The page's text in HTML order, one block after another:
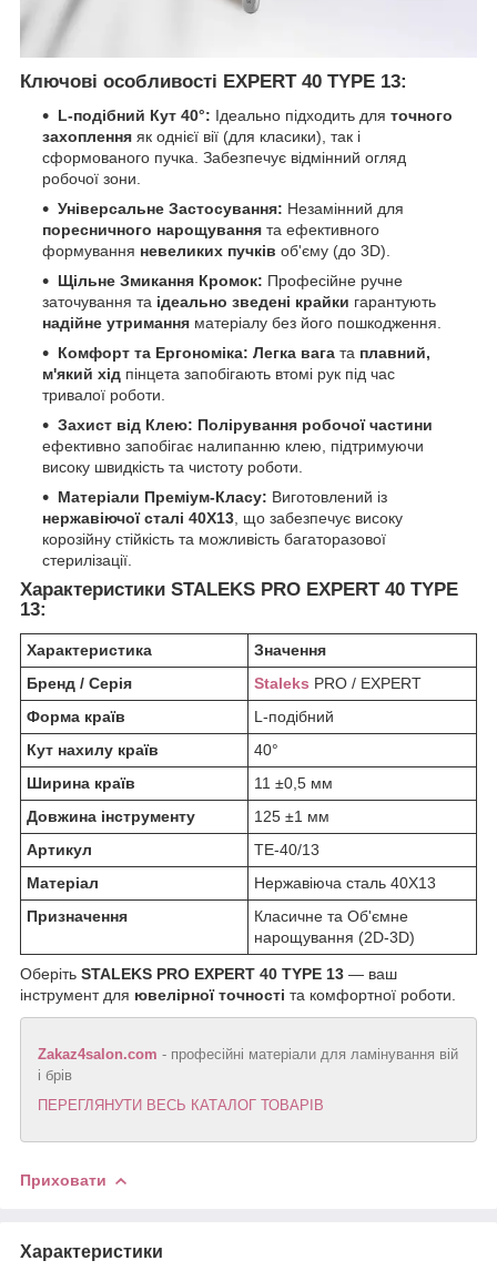
Ключові особливості EXPERT 40 TYPE 13:
L-подібний Кут 40°: Ідеально підходить для точного
захоплення як однієї вії (для класики), так і
сформованого пучка. Забезпечує відмінний огляд
робочої зони.
Універсальне Застосування: Незамінний для
поресничного нарощування та ефективного
формування невеликих пучків об'єму (до 3D).
Щільне Змикання Кромок: Професійне ручне
заточування та ідеально зведені крайки гарантують
надійне утримання матеріалу без його пошкодження.
Комфорт та Ергономіка: Легка вага та плавний,
м'який хід пінцета запобігають втомі рук під час
тривалої роботи.
Захист від Клею: Полірування робочої частини
ефективно запобігає налипанню клею, підтримуючи
високу швидкість та чистоту роботи.
Матеріали Преміум-Класу: Виготовлений із
нержавіючої сталі 40Х13 , що забезпечує високу
корозійну стійкість та можливість багаторазової
стерилізації.
Характеристики STALEKS PRO EXPERT 40 TYPE
13:
Характеристика
Значення
Бренд / Серія
Staleks PRO / EXPERT
Форма країв
L-подібний
Кут нахилу країв
40°
Ширина країв
11 ±0,5 мм
Довжина інструменту
125 ±1 мм
Артикул
TE-40/13
Матеріал
Нержавіюча сталь 40Х13
Призначення
Класичне та Об'ємне
нарощування (2D-3D)
Оберіть STALEKS PRO EXPERT 40 TYPE 13 — ваш
інструмент для ювелірної точності та комфортної роботи.
Zakaz4salon.com - професійні матеріали для ламінування вій
і брів
ПЕРЕГЛЯНУТИ ВЕСЬ КАТАЛОГ ТОВАРІВ
Приховати
Характеристики